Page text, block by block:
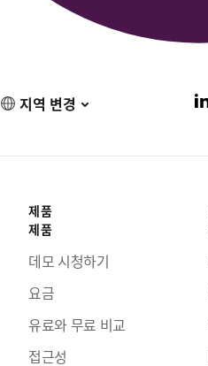
지역 변경
제품
제품
데모 시청하기
요금
유료와 무료 비교
접근성